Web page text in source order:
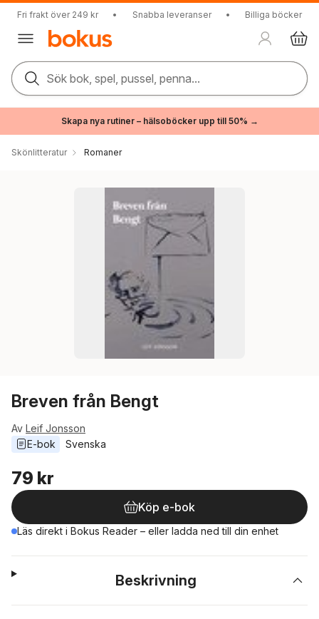
Fri frakt över 249 kr • Snabba leveranser • Billiga böcker
Sök bok, spel, pussel, penna...
Skapa nya rutiner – hälsoböcker upp till 50% →
Skönlitteratur Romaner
Breven från Bengt
Av Leif Jonsson
E-bok
Svenska
79 kr
Köp e-bok
Läs direkt i Bokus Reader – eller ladda ned till din enhet
Beskrivning